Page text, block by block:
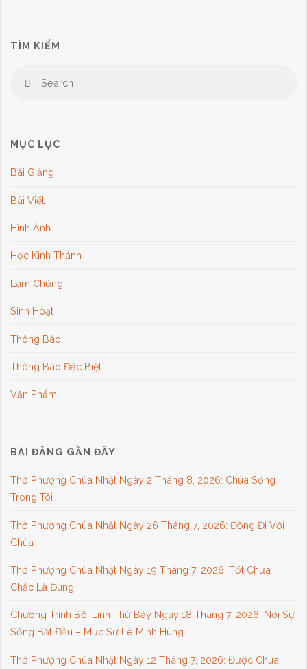
TÌM KIẾM
Search
MỤC LỤC
Bài Giảng
Bài Viết
Hình Ảnh
Học Kinh Thánh
Làm Chứng
Sinh Hoạt
Thông Báo
Thông Báo Đặc Biệt
Văn Phẩm
BÀI ĐĂNG GẦN ĐÂY
Thờ Phượng Chúa Nhật Ngày 2 Tháng 8, 2026: Chúa Sống
Trong Tôi
Thờ Phượng Chúa Nhật Ngày 26 Tháng 7, 2026: Đồng Đi Với
Chúa
Thờ Phượng Chúa Nhật Ngày 19 Tháng 7, 2026: Tốt Chưa
Chắc Là Đúng
Chương Trình Bồi Linh Thứ Bảy Ngày 18 Tháng 7, 2026: Nơi Sự
Sống Bắt Đầu – Mục Sư Lê Minh Hùng
Thờ Phượng Chúa Nhật Ngày 12 Tháng 7, 2026: Được Chúa